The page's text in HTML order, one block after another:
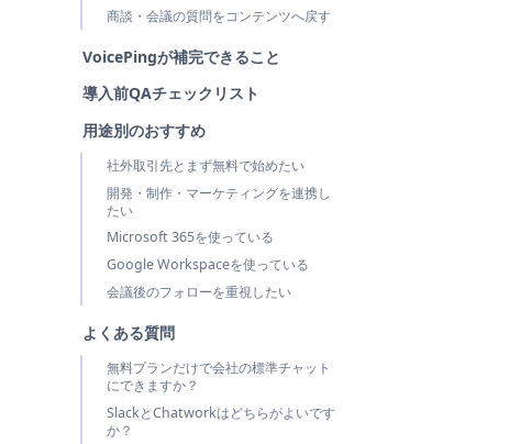
商談・会議の質問をコンテンツへ戻す
VoicePingが補完できること
導入前QAチェックリスト
用途別のおすすめ
社外取引先とまず無料で始めたい
開発・制作・マーケティングを連携し
たい
Microsoft 365を使っている
Google Workspaceを使っている
会議後のフォローを重視したい
よくある質問
無料プランだけで会社の標準チャット
にできますか？
SlackとChatworkはどちらがよいです
か？